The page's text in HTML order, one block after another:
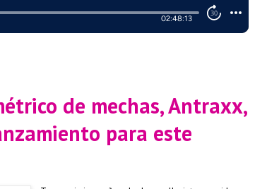
de mechas, Antraxx,
para este